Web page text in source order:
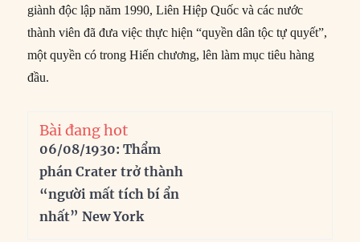
giành độc lập năm 1990, Liên Hiệp Quốc và các nước
thành viên đã đưa việc thực hiện “quyền dân tộc tự quyết”,
một quyền có trong Hiến chương, lên làm mục tiêu hàng
đầu.
Bài đang hot
06/08/1930: Thẩm
phán Crater trở thành
“người mất tích bí ẩn
nhất” New York